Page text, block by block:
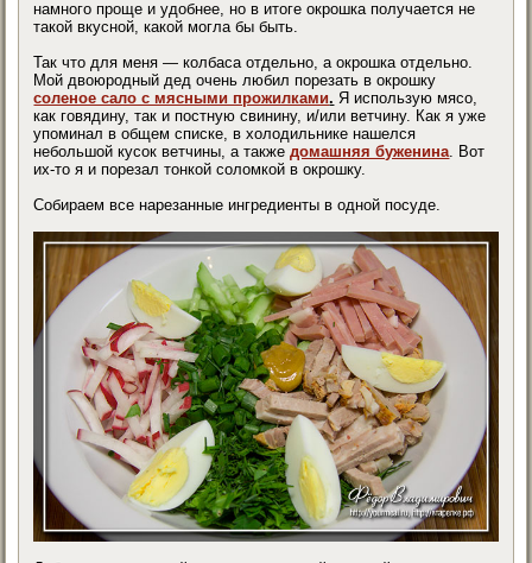
намного проще и удобнее, но в итоге окрошка получается не
такой вкусной, какой могла бы быть.
Так что для меня — колбаса отдельно, а окрошка отдельно.
Мой двоюродный дед очень любил порезать в окрошку
соленое сало с мясными прожилками. Я использую мясо,
как говядину, так и постную свинину, и/или ветчину. Как я уже
упоминал в общем списке, в холодильнике нашелся
небольшой кусок ветчины, а такжедомашняя буженина. Вот
их-то я и порезал тонкой соломкой в окрошку.
Собираем все нарезанные ингредиенты в одной посуде.